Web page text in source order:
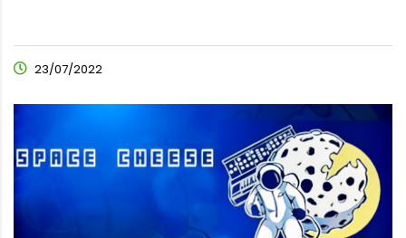
23/07/2022